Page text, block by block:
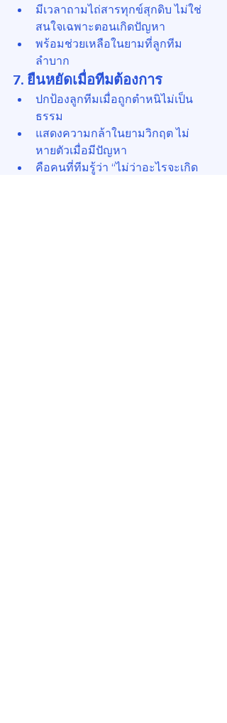
มีเวลาถามไถ่สารทุกข์สุกดิบ ไม่ใช่
สนใจเฉพาะตอนเกิดปัญหา
พร้อมช่วยเหลือในยามที่ลูกทีม
ลำบาก
7. ยืนหยัดเมื่อทีมต้องการ
ปกป้องลูกทีมเมื่อถูกตำหนิไม่เป็น
ธรรม
แสดงความกล้าในยามวิกฤต ไม่
หายตัวเมื่อมีปัญหา
คือคนที่ทีมรู้ว่า “ไม่ว่าอะไรจะเกิด